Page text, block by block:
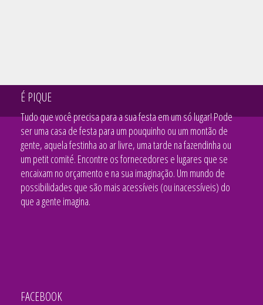
É PIQUE
Tudo que você precisa para a sua festa em um só lugar! Pode
ser uma casa de festa para um pouquinho ou um montão de
gente, aquela festinha ao ar livre, uma tarde na fazendinha ou
um petit comité. Encontre os fornecedores e lugares que se
encaixam no orçamento e na sua imaginação. Um mundo de
possibilidades que são mais acessíveis (ou inacessíveis) do
que a gente imagina.
FACEBOOK